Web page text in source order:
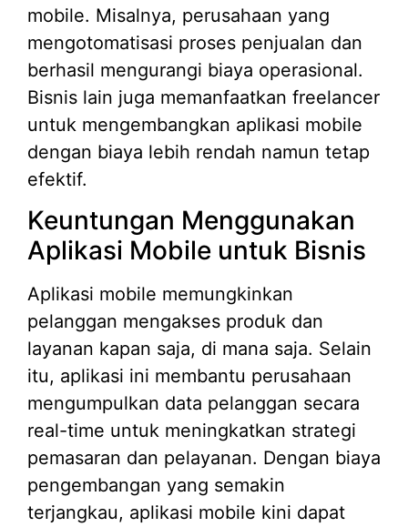
mobile. Misalnya, perusahaan yang
mengotomatisasi proses penjualan dan
berhasil mengurangi biaya operasional.
Bisnis lain juga memanfaatkan freelancer
untuk mengembangkan aplikasi mobile
dengan biaya lebih rendah namun tetap
efektif.
Keuntungan Menggunakan
Aplikasi Mobile untuk Bisnis
Aplikasi mobile memungkinkan
pelanggan mengakses produk dan
layanan kapan saja, di mana saja. Selain
itu, aplikasi ini membantu perusahaan
mengumpulkan data pelanggan secara
real-time untuk meningkatkan strategi
pemasaran dan pelayanan. Dengan biaya
pengembangan yang semakin
terjangkau, aplikasi mobile kini dapat